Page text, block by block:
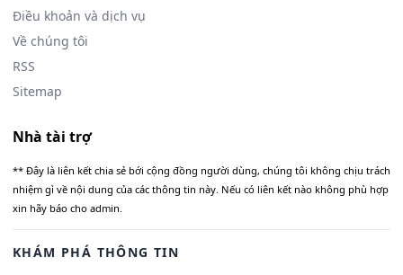
Điều khoản và dịch vụ
Về chúng tôi
RSS
Sitemap
Nhà tài trợ
** Đây là liên kết chia sẻ bới cộng đồng người dùng, chúng tôi không chịu trách
nhiệm gì về nội dung của các thông tin này. Nếu có liên kết nào không phù hợp
xin hãy báo cho admin.
KHÁM PHÁ THÔNG TIN